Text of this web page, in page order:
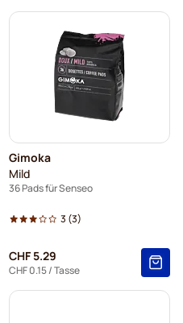
Gimoka
Mild
36 Pads für Senseo
3 (3)
CHF 5.29
CHF 0.15/ Tasse